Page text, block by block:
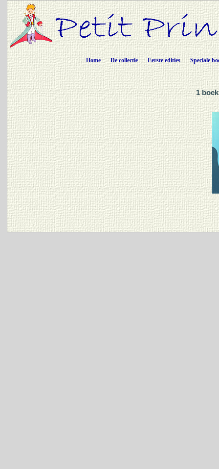
Home De collectie Eerste edities Speciale
1